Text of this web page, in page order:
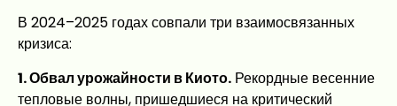
В 2024–2025 годах совпали три взаимосвязанных
кризиса:
1. Обвал урожайности в Киото. Рекордные весенние
тепловые волны, пришедшиеся на критический